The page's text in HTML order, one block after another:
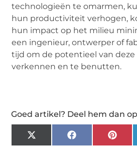
technologieën te omarmen,
hun productiviteit verhogen,
hun impact op het milieu
een ingenieur, ontwerper of
tijd om de potentieel van
verkennen en te benutten.
Goed artikel? Deel hem dan
X
(Twitter)
Facebook